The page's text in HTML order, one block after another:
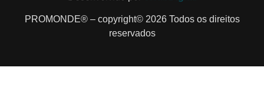
PROMONDE® – copyright© 2026 Todos os direitos
reservados